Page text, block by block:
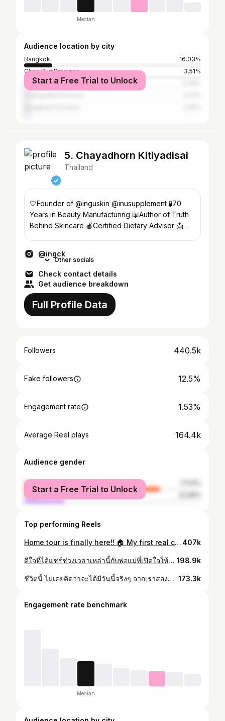
Median
Audience location by city
Bangkok
16.03%
Chon Buri Province
3.51%
Nakhon Ratchasima Province
Start a Free Trial to Unlock
5. Chayadhorn Kitiyadisai
Thailand
🤍Founder of @inguskin @inusupplement 🧪70
Years in Beauty Manufacturing 📖Author of Truth
Behind Skincare 🍎Certified Dietary Advisor 📩
@ingck
Other socials
Check contact details
Get audience breakdown
Full Profile Data
Followers 440.5k
Fake followers 12.5%
Engagement rate 1.53%
Average Reel plays 164.4k
Audience gender
female
male
Start a Free Trial to Unlock
Top performing Reels
Home tour is finally here!! 🏠 My first real construction project. Took 3 years but we made it. Huge milestone for me, but we wouldn’t be here without all of you ❤️ If you guys want details on anything like contractors, materials, or designers just ask. No gatekeeping here 👇🏻 Home tour มาแล้ว!! 🏠 โปรเจกต์สร้างบ้านจริงจังครั้งแรกของอิ๊ง ใช้เวลา 3 ปีเต็ม กว่าจะมาถึงวันนี้ อีกหนึ่ง milestone ใหญ่ของชีวิต และคงมาถึงจุดนี้ไม่ได้ถ้าไม่มีเพื่อนๆ ทุกคนคอยซัพพอร์ต ❤️ ถ้าอยากรู้รายละเอียดอะไรเพิ่มเติม ร้านเฟอร์ ไฟ วัสดุ หรือดีไซเนอร์ คอมเมนต์ถามได้เลย ไม่เม็ด ชี้เป้าได้หมด👇🏻 407k
ดีใจที่ได้แชร์ช่วงเวลาเหล่านี้กับพ่อแม่ที่เปิดใจให้เรา กับเพื่อนๆ ที่อยู่ใกล้ๆ กันตลอด และทำให้ความรักของเราไม่ได้มีแค่เราสองคน 🤍 Grateful to share these moments with parents who opened their hearts, and friends who stayed close, and made this love mean more than just the two of us. 🤍 Planner: @atease_weddingplanner Photographer: @korawutneeparn 198.9k
ชีวิตนี้ ไม่เคยคิดว่าจะได้มีวันนี้จริงๆ จากเราสองคนที่โตมากับคำว่า “เป็นแบบนี้ไม่ได้นะ” จากวันที่ต้องตั้งคำถามกับตัวเอง กับครอบครัว กับสังคม ว่าวันหนึ่งเราจะมีความรักที่ถูกยอมรับไหม จนมาถึงวันนี้… วันที่คนที่อิ๊งรัก ยืนรอพร้อมแหวน เพื่อนๆ บินข้ามโลกมา และพ่อแม่ที่ครั้งหนึ่งไม่แน่ใจว่าเค้าจะเข้าใจเราไหม ยืนร้องไห้ เพราะดีใจกับความรักของเราสองคน ขอบคุณเชิ้ต ที่ทำให้อิ๊งเข้มแข็งขึ้นในวันที่ท้อ มั่นใจในตัวเองมากขึ้น และขอบคุณที่เราดูแลกันและกันอย่างดีไม่ว่าจะเหนื่อยหรือท้อแค่ไหน และขอบคุณครอบครัว เพื่อนๆ ทุกคนที่อยู่เบื้องหลังวันนี้ ที่ทำให้เรื่องที่อิ๊งไม่เคยกล้าฝัน กลายเป็นความจริง 💍🤍✨ I never thought this day would really be possible for us. We both grew up hearing, “You can’t be like that.” There were days we questioned ourselves, our families, and the world, wondering if one day our love would ever be accepted. And yet here we are… The person I love standing in front of me with a ring. Friends flying across the world to be here. And parents who once weren’t sure if they would ever understand us, now standing there in tears, happy for our love. Thank you, Chert, for making me stronger on the days I felt weak, for helping me believe in myself more, and for taking such good care of each other, no matter how tired or discouraged we get. And thank you to our family and friends, everyone behind this day, for turning a dream I never dared to have into something real. 💍🤍✨ 173.3k
Engagement rate benchmark
Median